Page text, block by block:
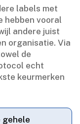
labels met
hebben vooral
andere juist
organisatie.​ Via
de
echt
keurmerken
gehele